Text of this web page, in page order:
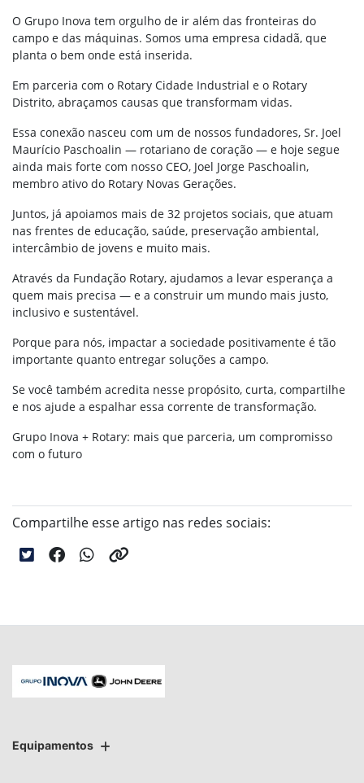
O Grupo Inova tem orgulho de ir além das fronteiras do
campo e das máquinas. Somos uma empresa cidadã, que
planta o bem onde está inserida.
Em parceria com o Rotary Cidade Industrial e o Rotary
Distrito, abraçamos causas que transformam vidas.
Essa conexão nasceu com um de nossos fundadores, Sr. Joel
Maurício Paschoalin — rotariano de coração — e hoje segue
ainda mais forte com nosso CEO, Joel Jorge Paschoalin,
membro ativo do Rotary Novas Gerações.
Juntos, já apoiamos mais de 32 projetos sociais, que atuam
nas frentes de educação, saúde, preservação ambiental,
intercâmbio de jovens e muito mais.
Através da Fundação Rotary, ajudamos a levar esperança a
quem mais precisa — e a construir um mundo mais justo,
inclusivo e sustentável.
Porque para nós, impactar a sociedade positivamente é tão
importante quanto entregar soluções a campo.
Se você também acredita nesse propósito, curta, compartilhe
e nos ajude a espalhar essa corrente de transformação.
Grupo Inova + Rotary: mais que parceria, um compromisso
com o futuro
Compartilhe esse artigo nas redes sociais:
Equipamentos